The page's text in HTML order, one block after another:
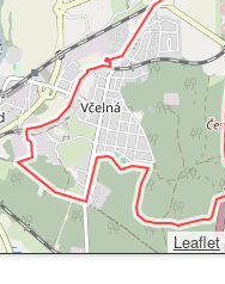
Leaflet